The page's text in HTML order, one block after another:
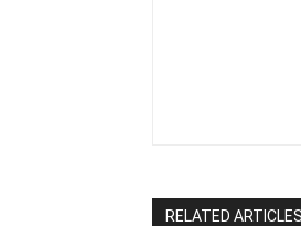
RELATED ARTICLES